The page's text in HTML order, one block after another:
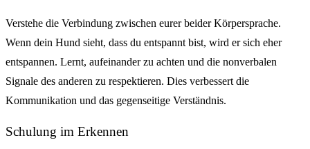
Verstehe die Verbindung zwischen eurer beider Körpersprache.
Wenn dein Hund sieht, dass du entspannt bist, wird er sich eher
entspannen. Lernt, aufeinander zu achten und die nonverbalen
Signale des anderen zu respektieren. Dies verbessert die
Kommunikation und das gegenseitige Verständnis.
Schulung im Erkennen